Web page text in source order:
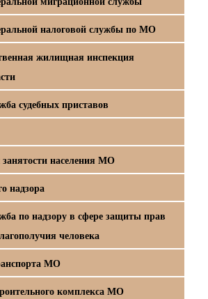
налоговой службы по МО
жилищная инспекция
судебных приставов
населения МО
надзора
по надзору в сфере защиты прав
человека
МО
комплекса МО